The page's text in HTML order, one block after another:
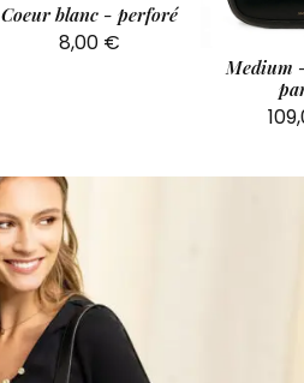
Coeur blanc - perforé
8,00 €
Medium